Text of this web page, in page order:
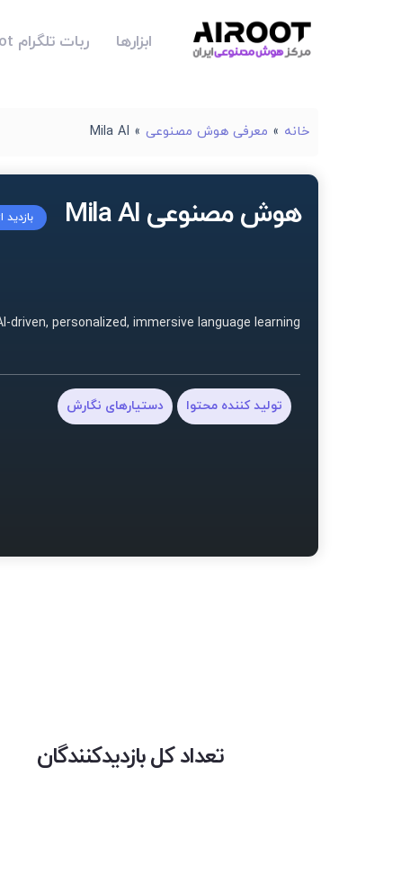
ابزارها ربات تلگرام Airoot
خانه » معرفی هوش مصنوعی »
Mila AI
هوش مصنوعی Mila AI
driven, personalized, immersive language learning
تولید کننده محتوا دستیارهای نگارش
تعداد کل بازدیدکنندگان